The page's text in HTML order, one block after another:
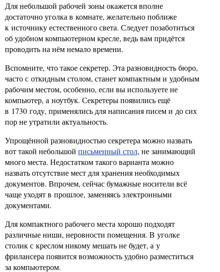
Для небольшой рабочей зоны окажется вполне
достаточно уголка в комнате, желательно поближе
к источнику естественного света. Следует позаботиться
об удобном компьютерном кресле, ведь вам придётся
проводить на нём немало времени.
Вспомните, что такое секретер. Эта разновидность бюро,
часто с откидным столом, станет компактным и удобным
рабочим местом, особенно, если вы используете не
компьютер, а ноутбук. Секретеры появились ещё
в 1730 году, применялись для написания писем и до сих
пор не утратили актуальность.
Упрощённой разновидностью секретера можно назвать
вот такой небольшой письменный стол, не занимающий
много места. Недостатком такого варианта можно
назвать отсутствие мест для хранения необходимых
документов. Впрочем, сейчас бумажные носители всё
чаще уходят в прошлое, заменяясь электронными
документами.
Для компактного рабочего места хорошо подходят
различные ниши, неровности помещения. В уголке
столик с креслом никому мешать не будет, а у
фрилансера появится возможность удобно разместиться
за компьютером.